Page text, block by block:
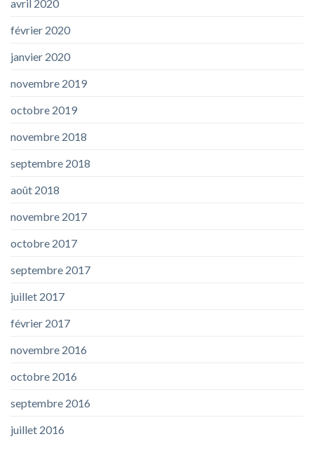
avril 2020
février 2020
janvier 2020
novembre 2019
octobre 2019
novembre 2018
septembre 2018
août 2018
novembre 2017
octobre 2017
septembre 2017
juillet 2017
février 2017
novembre 2016
octobre 2016
septembre 2016
juillet 2016